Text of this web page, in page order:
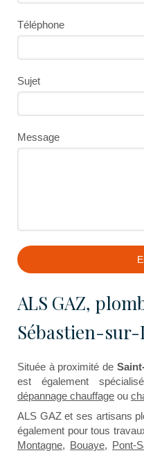
Téléphone
Sujet
Message
ALS GAZ,
Sébastien-
Située à proximité de
est également
dépannage chauffage ou
ALS GAZ et ses artisans
également pour tous
Montagne, Bouaye, Pont-